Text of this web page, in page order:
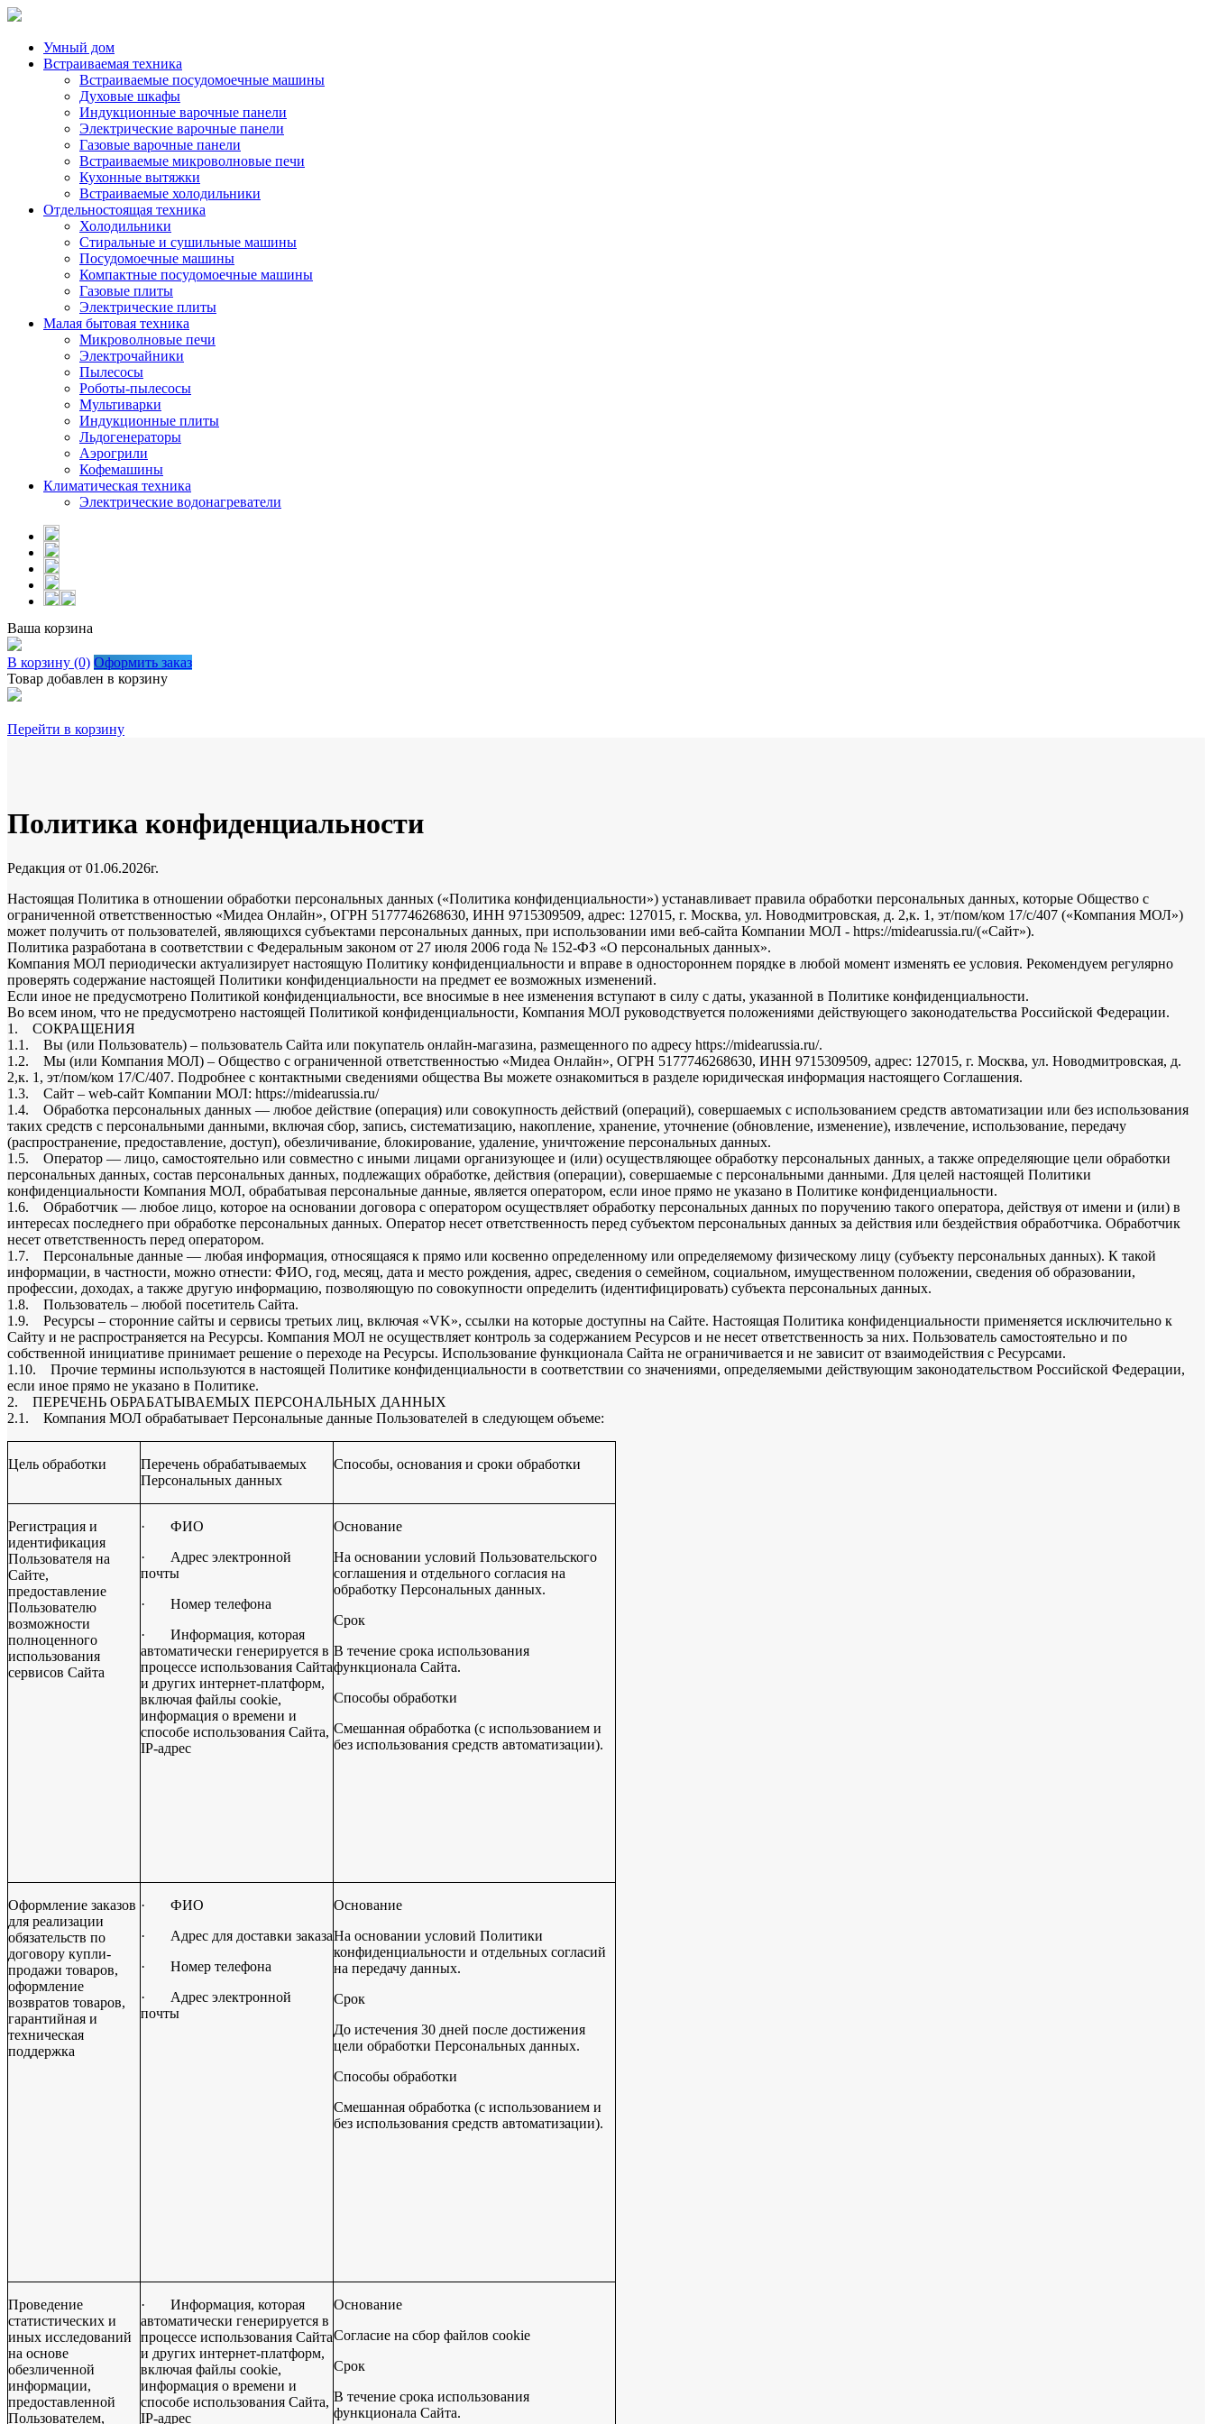
Умный дом
Встраиваемая техника
Встраиваемые посудомоечные машины
Духовые шкафы
Индукционные варочные панели
Электрические варочные панели
Газовые варочные панели
Встраиваемые микроволновые печи
Кухонные вытяжки
Встраиваемые холодильники
Отдельностоящая техника
Холодильники
Стиральные и сушильные машины
Посудомоечные машины
Компактные посудомоечные машины
Газовые плиты
Электрические плиты
Малая бытовая техника
Микроволновые печи
Электрочайники
Пылесосы
Роботы-пылесосы
Мультиварки
Индукционные плиты
Льдогенераторы
Аэрогрили
Кофемашины
Климатическая техника
Электрические водонагреватели
Ваша корзина
В корзину (0) Оформить заказ
Товар добавлен в корзину
Перейти в корзину
Политика конфиденциальности
Редакция от 01.06.2026г.
Настоящая Политика в отношении обработки персональных данных («Политика конфиденциальности») устанавливает правила обработки персональных данных, которые Общество с
ограниченной ответственностью «Мидеа Онлайн», ОГРН 5177746268630, ИНН 9715309509, адрес: 127015, г. Москва, ул. Новодмитровская, д. 2,к. 1, эт/пом/ком 17/с/407 («Компания МОЛ»)
может получить от пользователей, являющихся субъектами персональных данных, при использовании ими веб-сайта Компании МОЛ - https://midearussia.ru/(«Сайт»).
Политика разработана в соответствии с Федеральным законом от 27 июля 2006 года № 152-ФЗ «О персональных данных».
Компания МОЛ периодически актуализирует настоящую Политику конфиденциальности и вправе в одностороннем порядке в любой момент изменять ее условия. Рекомендуем регулярно
проверять содержание настоящей Политики конфиденциальности на предмет ее возможных изменений.
Если иное не предусмотрено Политикой конфиденциальности, все вносимые в нее изменения вступают в силу с даты, указанной в Политике конфиденциальности.
Во всем ином, что не предусмотрено настоящей Политикой конфиденциальности, Компания МОЛ руководствуется положениями действующего законодательства Российской Федерации.
1. СОКРАЩЕНИЯ
1.1. Вы (или Пользователь) – пользователь Сайта или покупатель онлайн-магазина, размещенного по адресу https://midearussia.ru/.
1.2. Мы (или Компания МОЛ) – Общество с ограниченной ответственностью «Мидеа Онлайн», ОГРН 5177746268630, ИНН 9715309509, адрес: 127015, г. Москва, ул. Новодмитровская, д.
2,к. 1, эт/пом/ком 17/С/407. Подробнее с контактными сведениями общества Вы можете ознакомиться в разделе юридическая информация настоящего Соглашения.
1.3. Сайт – web-сайт Компании МОЛ: https://midearussia.ru/
1.4. Обработка персональных данных — любое действие (операция) или совокупность действий (операций), совершаемых с использованием средств автоматизации или без использования
таких средств с персональными данными, включая сбор, запись, систематизацию, накопление, хранение, уточнение (обновление, изменение), извлечение, использование, передачу
(распространение, предоставление, доступ), обезличивание, блокирование, удаление, уничтожение персональных данных.
1.5. Оператор — лицо, самостоятельно или совместно с иными лицами организующее и (или) осуществляющее обработку персональных данных, а также определяющие цели обработки
персональных данных, состав персональных данных, подлежащих обработке, действия (операции), совершаемые с персональными данными. Для целей настоящей Политики
конфиденциальности Компания МОЛ, обрабатывая персональные данные, является оператором, если иное прямо не указано в Политике конфиденциальности.
1.6. Обработчик — любое лицо, которое на основании договора с оператором осуществляет обработку персональных данных по поручению такого оператора, действуя от имени и (или) в
интересах последнего при обработке персональных данных. Оператор несет ответственность перед субъектом персональных данных за действия или бездействия обработчика. Обработчик
несет ответственность перед оператором.
1.7. Персональные данные — любая информация, относящаяся к прямо или косвенно определенному или определяемому физическому лицу (субъекту персональных данных). К такой
информации, в частности, можно отнести: ФИО, год, месяц, дата и место рождения, адрес, сведения о семейном, социальном, имущественном положении, сведения об образовании,
профессии, доходах, а также другую информацию, позволяющую по совокупности определить (идентифицировать) субъекта персональных данных.
1.8. Пользователь – любой посетитель Сайта.
1.9. Ресурсы – сторонние сайты и сервисы третьих лиц, включая «VK», ссылки на которые доступны на Сайте. Настоящая Политика конфиденциальности применяется исключительно к
Сайту и не распространяется на Ресурсы. Компания МОЛ не осуществляет контроль за содержанием Ресурсов и не несет ответственность за них. Пользователь самостоятельно и по
собственной инициативе принимает решение о переходе на Ресурсы. Использование функционала Сайта не ограничивается и не зависит от взаимодействия с Ресурсами.
1.10. Прочие термины используются в настоящей Политике конфиденциальности в соответствии со значениями, определяемыми действующим законодательством Российской Федерации,
если иное прямо не указано в Политике.
2. ПЕРЕЧЕНЬ ОБРАБАТЫВАЕМЫХ ПЕРСОНАЛЬНЫХ ДАННЫХ
2.1. Компания МОЛ обрабатывает Персональные данные Пользователей в следующем объеме:
Цель обработки
Перечень обрабатываемых
Персональных данных
Способы, основания и сроки обработки
Регистрация и
идентификация
Пользователя на
Сайте,
предоставление
Пользователю
возможности
полноценного
использования
сервисов Сайта
· ФИО
· Адрес электронной
почты
· Номер телефона
· Информация, которая
автоматически генерируется в
процессе использования Сайта
и других интернет-платформ,
включая файлы cookie,
информация о времени и
способе использования Сайта,
IP-адрес
Основание
На основании условий Пользовательского
соглашения и отдельного согласия на
обработку Персональных данных.
Срок
В течение срока использования
функционала Сайта.
Способы обработки
Смешанная обработка (с использованием и
без использования средств автоматизации).
Оформление заказов
для реализации
обязательств по
договору купли-
продажи товаров,
оформление
возвратов товаров,
гарантийная и
техническая
поддержка
· ФИО
· Адрес для доставки заказа
· Номер телефона
· Адрес электронной
почты
Основание
На основании условий Политики
конфиденциальности и отдельных согласий
на передачу данных.
Срок
До истечения 30 дней после достижения
цели обработки Персональных данных.
Способы обработки
Смешанная обработка (с использованием и
без использования средств автоматизации).
Проведение
статистических и
иных исследований
на основе
обезличенной
информации,
предоставленной
Пользователем,
· Информация, которая
автоматически генерируется в
процессе использования Сайта
и других интернет-платформ,
включая файлы cookie,
информация о времени и
способе использования Сайта,
IP-адрес
Основание
Согласие на сбор файлов cookie
Срок
В течение срока использования
функционала Сайта.